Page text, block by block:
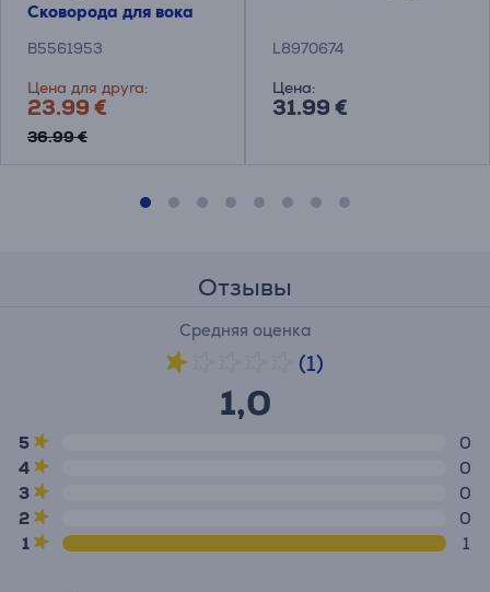
Сковорода для вока
B5561953
Цена для друга:
23.99 €
36.99 €
L8970674
Цена:
31.99 €
Отзывы
Средняя оценка
(1)
1,0
5
0
4
0
3
0
2
0
1
1